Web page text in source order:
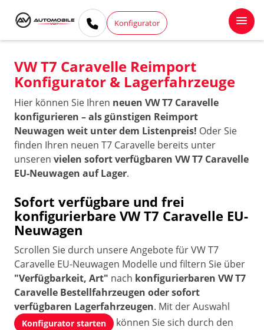
Konfigurator
VW T7 Caravelle Reimport
Konfigurator & Lagerfahrzeuge
Hier können Sie Ihren neuen VW T7 Caravelle
konfigurieren – als günstigen Reimport
Neuwagen weit unter dem Listenpreis! Oder Sie
finden Ihren neuen T7 Caravelle bereits unter
unseren vielen sofort verfügbaren VW T7 Caravelle
EU-Neuwagen auf Lager.
Sofort verfügbare und frei
konfigurierbare VW T7 Caravelle EU-
Neuwagen
Scrollen Sie durch unsere Angebote für VW T7
Caravelle EU-Neuwagen Modelle und filtern Sie über
"Verfügbarkeit, Art" nach konfigurierbaren VW T7
Caravelle Bestellfahrzeugen oder sofort
verfügbaren Lagerfahrzeugen. Mit der Auswahl
Konfigurator starten
können Sie sich durch den